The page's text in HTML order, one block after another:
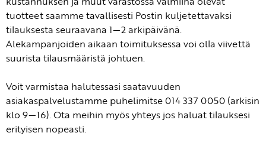
tuotteet saamme tavallisesti Postin kuljetettavaksi
tilauksesta seuraavana 1—2 arkipäivänä.
Alekampanjoiden aikaan toimituksessa voi olla viivettä
suurista tilausmääristä johtuen.
Voit varmistaa halutessasi saatavuuden
asiakaspalvelustamme puhelimitse 014 337 0050 (arkisin
klo 9—16). Ota meihin myös yhteys jos haluat tilauksesi
erityisen nopeasti.